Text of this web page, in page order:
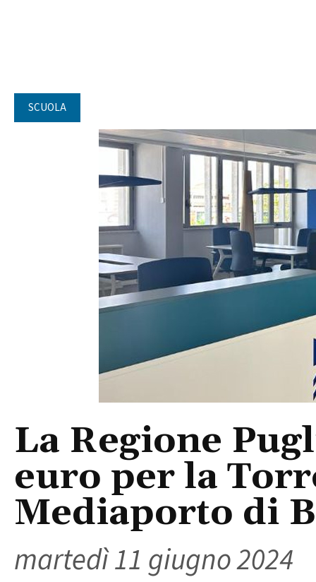
SCUOLA
La Regione
euro per la
Mediaporto di
martedì 11 giugno 2024